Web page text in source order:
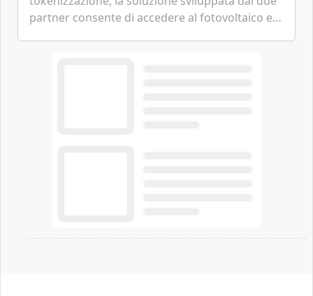
partner consente di accedere al fotovoltaico e